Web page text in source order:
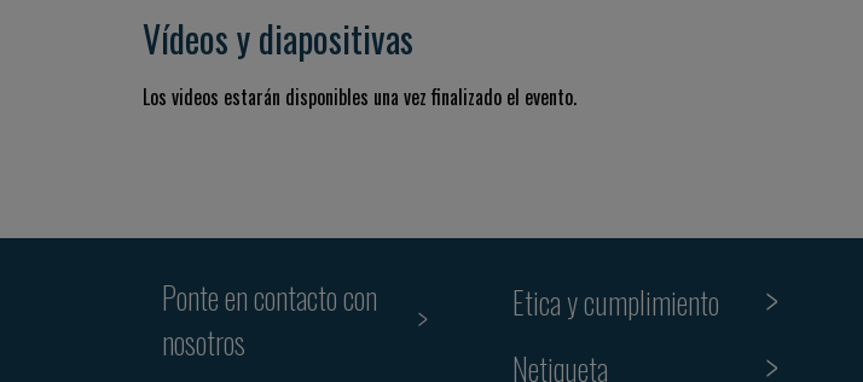
Vídeos y diapositivas
Los videos estarán disponibles una vez finalizado el evento.
Ponte en contacto con
nosotros
Etica y cumplimiento
Netiqueta